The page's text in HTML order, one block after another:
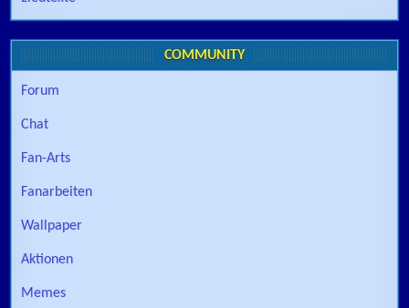
COMMUNITY
Forum
Chat
Fan-Arts
Fanarbeiten
Wallpaper
Aktionen
Memes